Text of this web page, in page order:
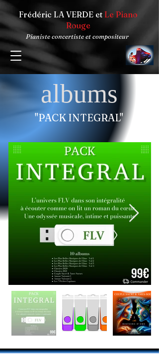
Frédéric LA VERDE et Le Piano
Rouge
Pianiste concertiste et compositeur
albums
"PACK INTEGRAL"